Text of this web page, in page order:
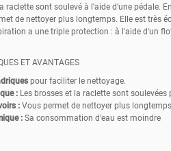
raclette sont soulevé à l'aide d'une pédale.
de nettoyer plus longtemps. Elle est très
a une triple protection : à l'aide d'un
ET AVANTAGES
pour faciliter le nettoyage.
:Les brosses et la raclette sont soulevées
:Vous permet de nettoyer plus
:Sa consommation d'eau est moindre